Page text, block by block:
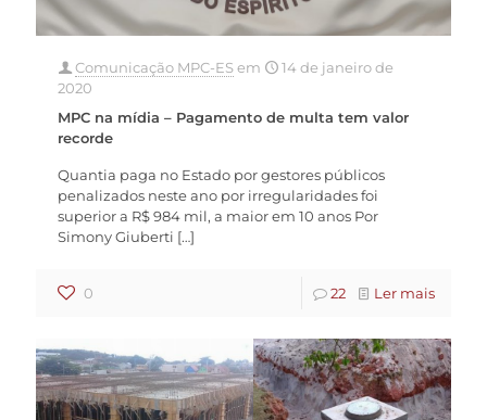
Comunicação MPC-ESem
14 de janeiro de
2020
MPC na mídia – Pagamento de multa tem valor
recorde
Quantia paga no Estado por gestores públicos
penalizados neste ano por irregularidades foi
superior a R$ 984 mil, a maior em 10 anos Por
Simony Giuberti […]
0 22 Ler mais